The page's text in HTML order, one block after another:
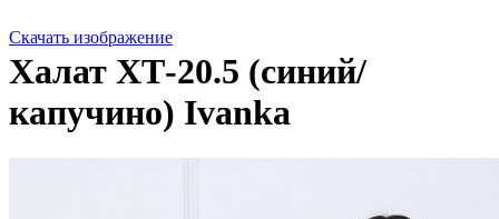
Скачать изображение
Халат ХТ-20.5 (синий/
капучино) Ivanka